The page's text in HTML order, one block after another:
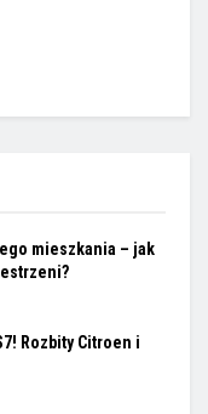
mieszkania – jak
Rozbity Citroen i